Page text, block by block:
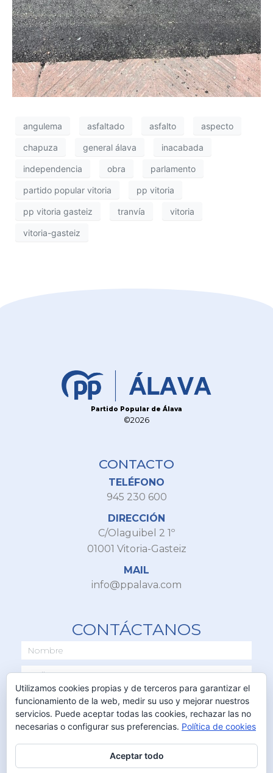
angulema asfaltado asfalto aspecto
chapuza general álava inacabada
independencia obra parlamento
partido popular vitoria pp vitoria
pp vitoria gasteiz tranvía vitoria
vitoria-gasteiz
Partido Popular de Álava
©2026
CONTACTO
TELÉFONO
945 230 600
DIRECCIÓN
C/Olaguibel 2 1º
01001 Vitoria-Gasteiz
MAIL
info@ppalava.com
CONTÁCTANOS
ENVIAR
Utilizamos cookies propias y de terceros para garantizar el
funcionamiento de la web, medir su uso y mejorar nuestros
servicios. Puede aceptar todas las cookies, rechazar las no
necesarias o configurar sus preferencias. Política de cookies
Aceptar todo